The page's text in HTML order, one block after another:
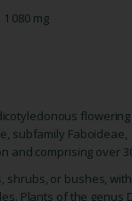
080 mg
flowering
subfamily Faboideae,
and comprising over
shrubs, or bushes,
Plants of the